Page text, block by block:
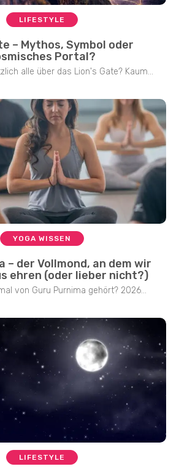
LIFESTYLE
– Mythos, Symbol oder
Portal?
alle über das Lion's Gate? Kaum...
YOGA WISSEN
– der Vollmond, an dem wir
ehren (oder lieber nicht?)
von Guru Purnima gehört? 2026...
LIFESTYLE